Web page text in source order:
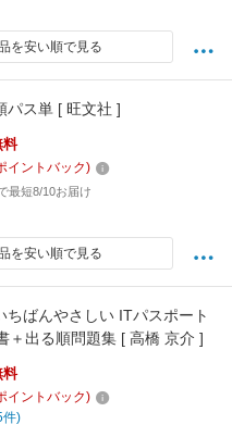
を安い順で見る
パス単 [ 旺文社 ]
料
イントバック)
最短8/10お届け
を安い順で見る
ちばんやさしい ITパスポート
＋出る順問題集 [ 高橋 京介 ]
料
イントバック)
件)